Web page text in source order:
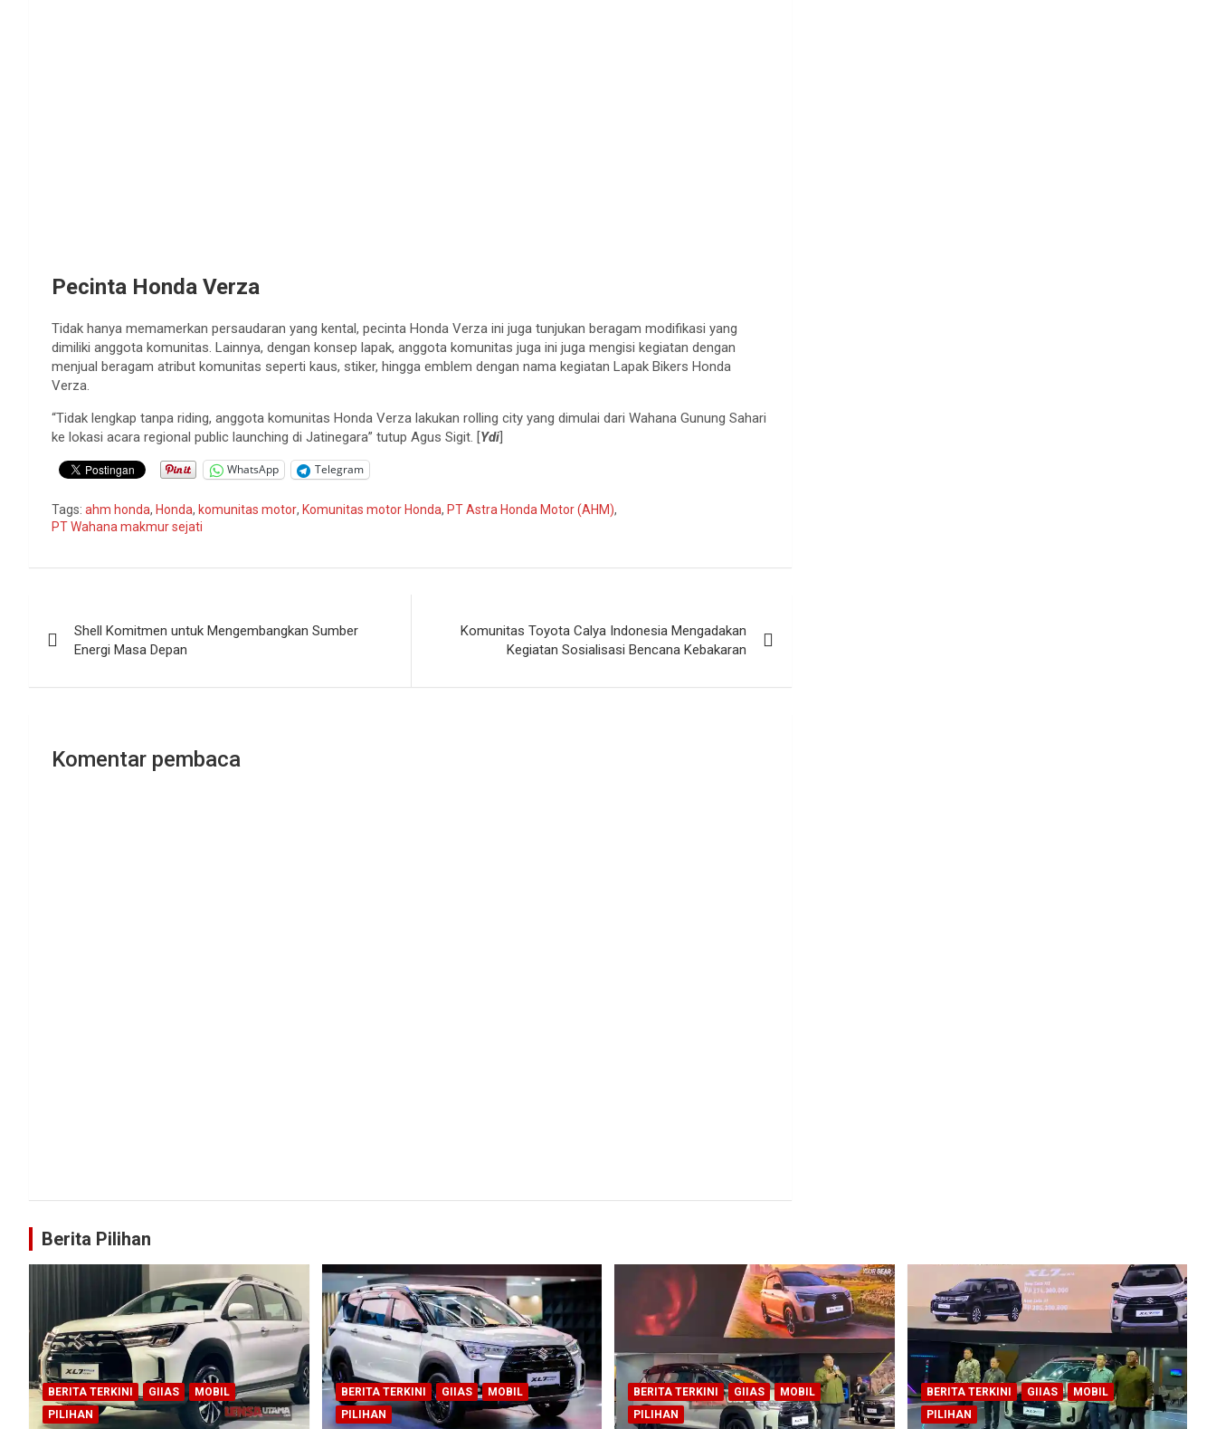
Pecinta Honda Verza
Tidak hanya memamerkan persaudaran yang kental, pecinta Honda Verza ini juga tunjukan beragam modifikasi yang
dimiliki anggota komunitas. Lainnya, dengan konsep lapak, anggota komunitas juga ini juga mengisi kegiatan dengan
menjual beragam atribut komunitas seperti kaus, stiker, hingga emblem dengan nama kegiatan Lapak Bikers Honda
Verza.
“Tidak lengkap tanpa riding, anggota komunitas Honda Verza lakukan rolling city yang dimulai dari Wahana Gunung Sahari
ke lokasi acara regional public launching di Jatinegara” tutup Agus Sigit. [Ydi]
WhatsApp Telegram
Tags: ahm honda, Honda, komunitas motor, Komunitas motor Honda, PT Astra Honda Motor (AHM),
PT Wahana makmur sejati
pos
Shell Komitmen untuk Mengembangkan Sumber
Energi Masa Depan
Komunitas Toyota Calya Indonesia Mengadakan
Kegiatan Sosialisasi Bencana Kebakaran
Komentar pembaca
Berita Pilihan
BERITA TERKINI GIIAS
MOBIL
PILIHAN
BERITA TERKINI GIIAS
MOBIL
PILIHAN
BERITA TERKINI GIIAS
MOBIL
PILIHAN
BERITA TERKINI GIIAS
MOBIL
PILIHAN